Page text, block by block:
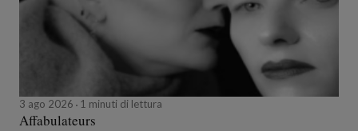
3 ago 2026 1 minuti di lettura
Affabulateurs